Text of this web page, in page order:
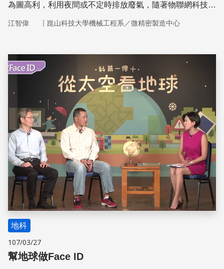
為圖高利，利用夜間或不定時排放廢氣，隨著物聯網科技的
江智偉 ｜ 崑山科技大學機械工程系／微精密製造中心
地科
107/03/27
幫地球做Face ID